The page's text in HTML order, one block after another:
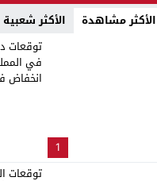
13
بنزاهة النهائي
الأكثر مشاهدة الأكثر شعبية
1
توقعات
في
انخفاض
توقعات